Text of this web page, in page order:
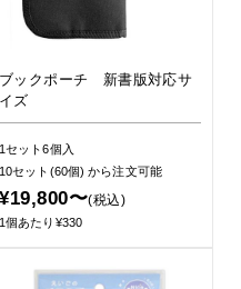
ブックポーチ 新書版対応サ
イズ
1セット6個入
10セット(60個)から注文可能
¥19,800〜(税込)
1個あたり¥330